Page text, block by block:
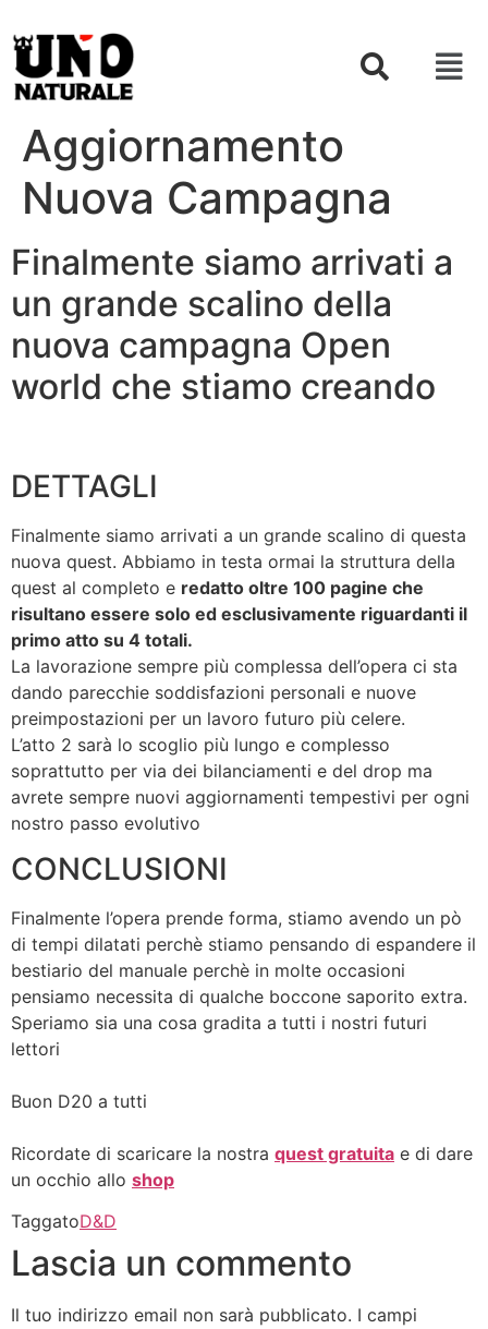
Aggiornamento
Nuova Campagna
Finalmente siamo arrivati a
un grande scalino della
nuova campagna Open
world che stiamo creando
DETTAGLI
Finalmente siamo arrivati a un grande scalino di questa
nuova quest. Abbiamo in testa ormai la struttura della
quest al completo e redatto oltre 100 pagine che
risultano essere solo ed esclusivamente riguardanti il
primo atto su 4 totali.
La lavorazione sempre più complessa dell’opera ci sta
dando parecchie soddisfazioni personali e nuove
preimpostazioni per un lavoro futuro più celere.
L’atto 2 sarà lo scoglio più lungo e complesso
soprattutto per via dei bilanciamenti e del drop ma
avrete sempre nuovi aggiornamenti tempestivi per ogni
nostro passo evolutivo
CONCLUSIONI
Finalmente l’opera prende forma, stiamo avendo un pò
di tempi dilatati perchè stiamo pensando di espandere il
bestiario del manuale perchè in molte occasioni
pensiamo necessita di qualche boccone saporito extra.
Speriamo sia una cosa gradita a tutti i nostri futuri
lettori
Buon D20 a tutti
Ricordate di scaricare la nostra quest gratuita e di dare
un occhio allo shop
TaggatoD&D
Lascia un commento
Il tuo indirizzo email non sarà pubblicato. I campi